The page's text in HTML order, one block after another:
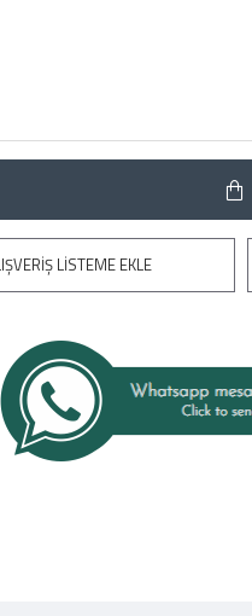
LISTEME EKLE